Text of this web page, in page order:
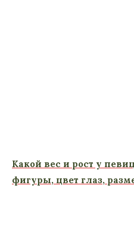
Какой вес и рост у
фигуры, цвет глаз,